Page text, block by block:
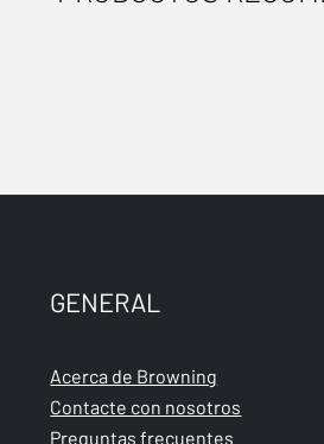
GENERAL
Acerca de Browning
Contacte con nosotros
Preguntas frecuentes